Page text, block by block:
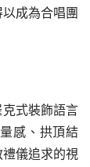
成為合唱團
式裝飾語言
感、拱頂結
儀追求的視